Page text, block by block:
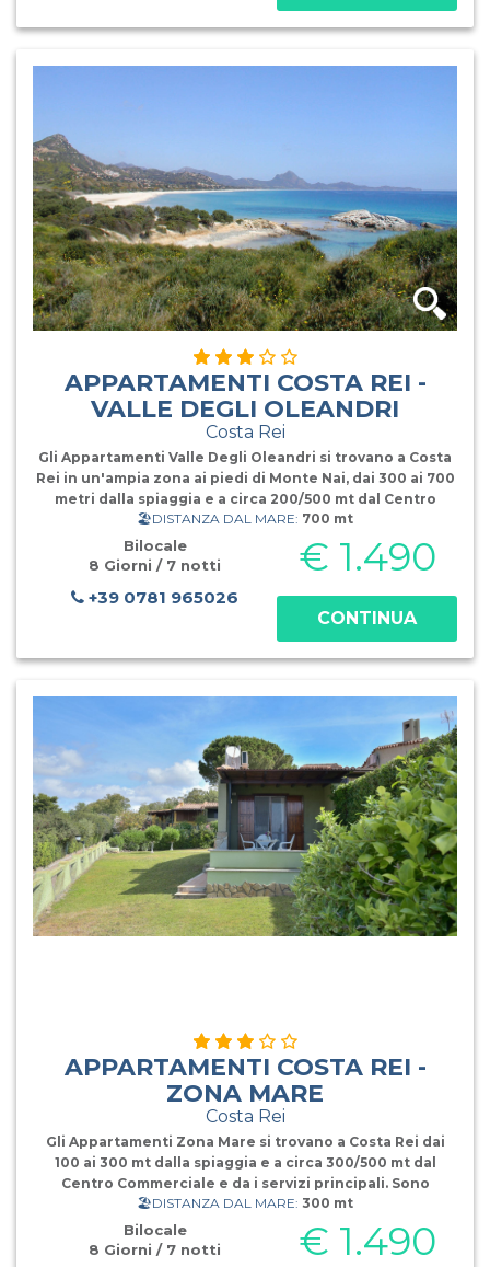
APPARTAMENTI COSTA REI -
VALLE DEGLI OLEANDRI
Costa Rei
Gli Appartamenti Valle Degli Oleandri si trovano a Costa
Rei in un'ampia zona ai piedi di Monte Nai, dai 300 ai 700
metri dalla spiaggia e a circa 200/500 mt dal Centro
Commerciale e i servizi principali. A disposizione Bilocali,
Trilocali, Quadrilocali e Ville composti da soggiorno con
🏖️DISTANZA DAL MARE: 700 mt
Bilocale
8 Giorni / 7 notti
+39 0781 965026
€ 1.490
CONTINUA
APPARTAMENTI COSTA REI -
ZONA MARE
Costa Rei
Gli Appartamenti Zona Mare si trovano a Costa Rei dai
100 ai 300 mt dalla spiaggia e a circa 300/500 mt dal
Centro Commerciale e da i servizi principali. Sono
disposti in costruzioni a due piani o villetta a schiera con
giardino (spesso condiviso) e parcheggio adiacente alle
case. A disposizione Bil
🏖️DISTANZA DAL MARE: 300 mt
Bilocale
8 Giorni / 7 notti
€ 1.490